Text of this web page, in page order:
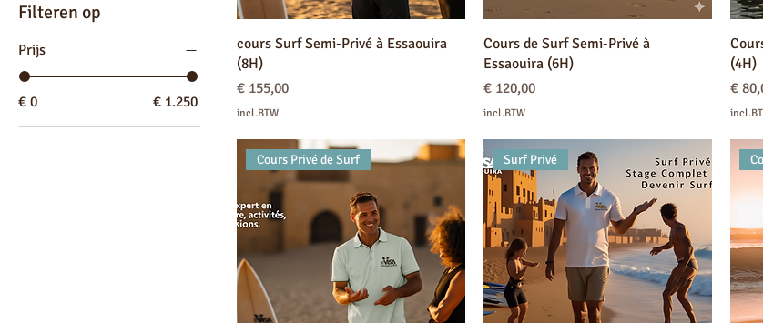
Filteren op
Prijs
€ 0 € 1.250
cours Surf Semi-Privé à Essaouira
(8H)
Prijs
€ 155,00
incl.BTW
Cours de Surf Semi-Privé à
Essaouira (6H)
Prijs
€ 120,00
incl.BTW
(4H)
Prijs
€
Cours Privé de Surf Surf Privé